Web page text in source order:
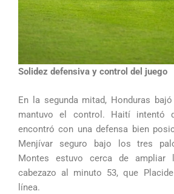
Solidez defensiva y control del juego
En la segunda mitad, Honduras
mantuvo el control. Haití intentó
encontró con una defensa bien
Menjívar seguro bajo los tres
Montes estuvo cerca de ampliar
cabezazo al minuto 53, que
línea.